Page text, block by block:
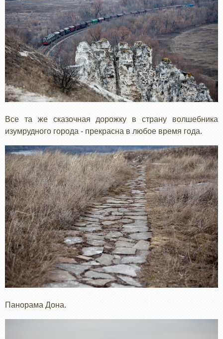
Все та же сказочная дорожку в страну волшебника
изумрудного города - прекрасна в любое время года.
Панорама Дона.